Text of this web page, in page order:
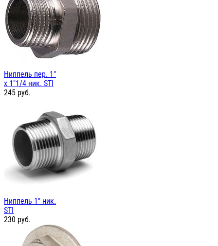
Ниппель пер. 1"
х 1"1/4 ник. STI
245 руб.
Ниппель 1" ник.
STI
230 руб.